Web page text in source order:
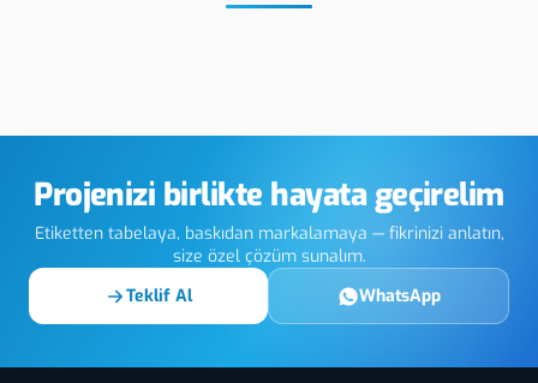
Projenizi birlikte hayata geçirelim
Etiketten tabelaya, baskıdan markalamaya — fikrinizi anlatın,
size özel çözüm sunalım.
Teklif Al
WhatsApp